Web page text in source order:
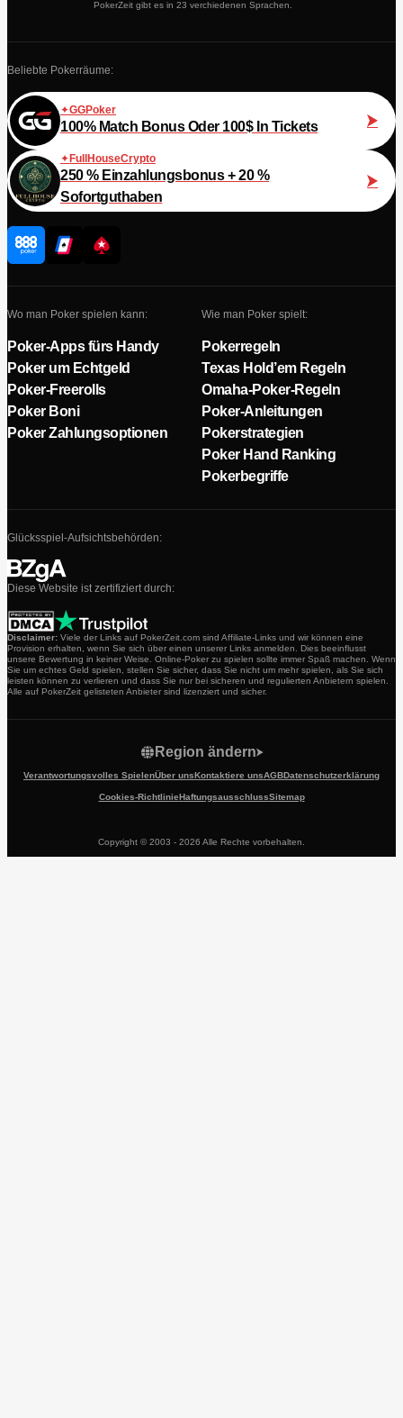
PokerZeit gibt es in 23 verchiedenen Sprachen.
Beliebte Pokerräume:
GGPoker
100% Match Bonus Oder 100$ In Tickets
FullHouseCrypto
250 % Einzahlungsbonus + 20 %
Sofortguthaben
Wo man Poker spielen kann:
Poker-Apps fürs Handy
Poker um Echtgeld
Poker-Freerolls
Poker Boni
Poker Zahlungsoptionen
Wie man Poker spielt:
Pokerregeln
Texas Hold’em Regeln
Omaha-Poker-Regeln
Poker-Anleitungen
Pokerstrategien
Poker Hand Ranking
Pokerbegriffe
Glücksspiel-Aufsichtsbehörden:
Diese Website ist zertifiziert durch:
Disclaimer: Viele der Links auf PokerZeit.com sind Affiliate-Links und wir können eine
Provision erhalten, wenn Sie sich über einen unserer Links anmelden. Dies beeinflusst
unsere Bewertung in keiner Weise. Online-Poker zu spielen sollte immer Spaß machen. Wenn
Sie um echtes Geld spielen, stellen Sie sicher, dass Sie nicht um mehr spielen, als Sie sich
leisten können zu verlieren und dass Sie nur bei sicheren und regulierten Anbietern spielen.
Alle auf PokerZeit gelisteten Anbieter sind lizenziert und sicher.
Verantwortungsvolles SpielenÜber uns Kontaktiere unsAGBDatenschutzerklärung
Cookies-Richtlinie HaftungsausschlussSitemap
Region ändern
Copyright © 2003 - 2026 Alle Rechte vorbehalten.